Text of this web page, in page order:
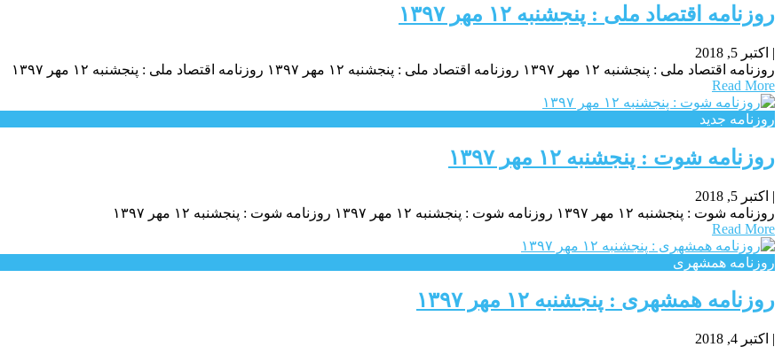
روزنامه اقتصاد ملی : پنجشنبه ۱۲ مهر ۱۳۹۷
| اکتبر 5, 2018
روزنامه اقتصاد ملی : پنجشنبه ۱۲ مهر ۱۳۹۷ روزنامه اقتصاد ملی : پنجشنبه ۱۲ مهر ۱۳۹۷ روزنامه اقتصاد ملی : پنجشنبه ۱۲ مهر ۱۳۹۷
Read More
روزنامه جدید
روزنامه شوت : پنجشنبه ۱۲ مهر ۱۳۹۷
| اکتبر 5, 2018
روزنامه شوت : پنجشنبه ۱۲ مهر ۱۳۹۷ روزنامه شوت : پنجشنبه ۱۲ مهر ۱۳۹۷ روزنامه شوت : پنجشنبه ۱۲ مهر ۱۳۹۷
Read More
روزنامه همشهری
روزنامه همشهری : پنجشنبه ۱۲ مهر ۱۳۹۷
| اکتبر 4, 2018